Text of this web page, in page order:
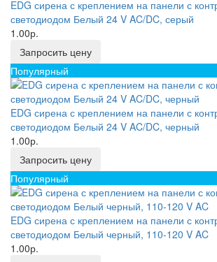
EDG сирена с креплением на панели с
светодиодом Белый 24 V AC/DC, серый
1.00р.
Запросить цену
Популярный
EDG сирена с креплением на панели с
светодиодом Белый 24 V AC/DC, черный
1.00р.
Запросить цену
Популярный
EDG сирена с креплением на панели с
светодиодом Белый черный, 110-120 V AC
1.00р.